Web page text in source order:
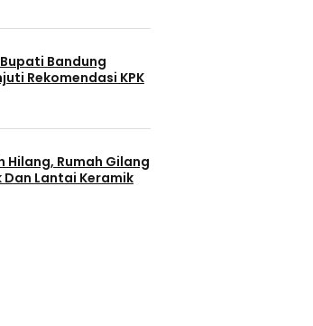
Bandung
Berita Terbaru
Kota Selidiki Dugaan
ASN
7 jam lalu
Bandung
Rekomendasi KPK
Hilang, Rumah Gilang
Lantai Keramik